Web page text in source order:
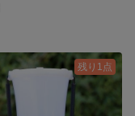
残り1点